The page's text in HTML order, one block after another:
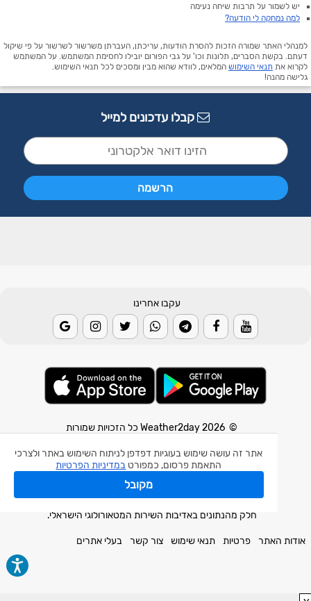
אתר זה עושה שימוש בעוגיות דפדפן לניתוח השימוש באתר ולצרכי
התאמת פרסום, כמפורט במדיניות הפרטיות
מקובל
יש לשמור על תרבות שיחה נעימה
למה נמחקה לי הודעה?
למנהלי האתר שמורה הזכות להסרת הודעות, עריכתן, העברתן משרשור לשרשור על פי שיקול
דעתם. בקשת הסברים, תלונות וכו' על גבי הפורום יובילו לחסימת המשתמש. על המשתמש
לקרוא את תנאי השימוש המלאים, לוודא שהוא מבין ומסכים לכל תנאי השימוש.
גלישה מהנה!
קבלו עדכונים למייל
עקבו אחרינו
© 2026 Weather2day כל הזכויות שמורות
אפליקצית מזג אוויר
אפליקצית רעידת אדמה
אפליקצית מכ"ם גשם
חלק מהנתונים באדיבות השירות המטאורולוגי הישראלי.
אודות האתר פרטיות תנאי שימוש צור קשר בעלי אתרים